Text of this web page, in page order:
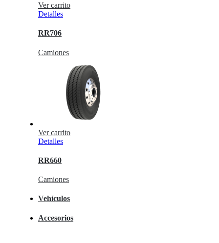
Ver carrito
Detalles
RR706
Camiones
Ver carrito
Detalles
RR660
Camiones
Vehículos
Accesorios